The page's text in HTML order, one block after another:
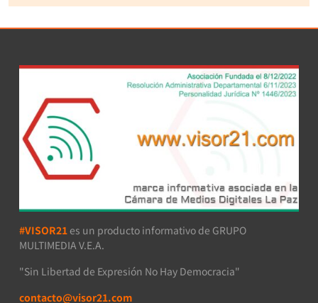
#VISOR21 es un producto informativo de GRUPO
MULTIMEDIA V.E.A.
"Sin Libertad de Expresión No Hay Democracia"
contacto@visor21.com